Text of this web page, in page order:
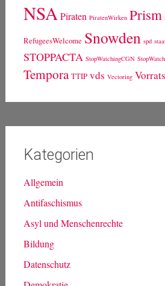
NSA Piraten PiratenWirken Prism
RefugeesWelcome Snowden spd
STOPPACTA StopWatchingCGN
Tempora TTIP vds Vectoring
Kategorien
Allgemein
Antifaschismus
Asyl und Menschenrechte
Bildung
Datenschutz